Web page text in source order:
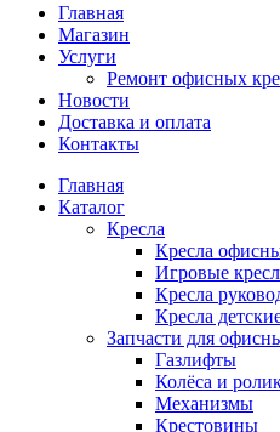
Главная
Магазин
Услуги
Ремонт офисных
Новости
Доставка и оплата
Контакты
Главная
Каталог
Кресла
Кресла
Игровые
Кресла
Кресла
Запчасти для
Газлифты
Колёса и
Механизмы
Крестовины